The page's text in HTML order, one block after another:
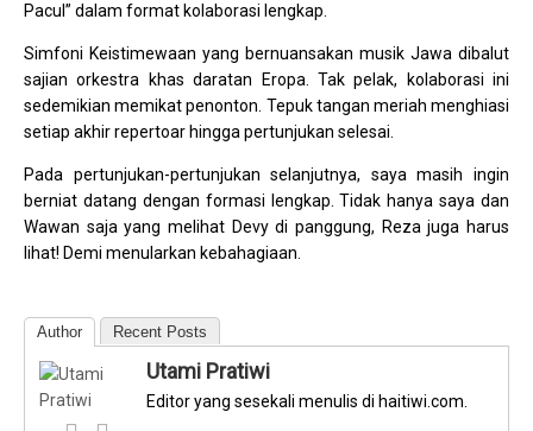
Pacul” dalam format kolaborasi lengkap.
Simfoni Keistimewaan yang bernuansakan musik Jawa dibalut
sajian orkestra khas daratan Eropa. Tak pelak, kolaborasi ini
sedemikian memikat penonton. Tepuk tangan meriah menghiasi
setiap akhir repertoar hingga pertunjukan selesai.
Pada pertunjukan-pertunjukan selanjutnya, saya masih ingin
berniat datang dengan formasi lengkap. Tidak hanya saya dan
Wawan saja yang melihat Devy di panggung, Reza juga harus
lihat! Demi menularkan kebahagiaan.
Author Recent Posts
Utami Pratiwi
Editor yang sesekali menulis di haitiwi.com.